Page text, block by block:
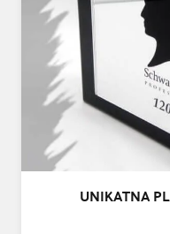
UNIKATNA